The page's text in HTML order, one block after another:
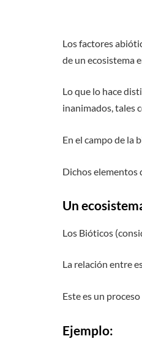
Los factores
de un ecosistema
Lo que lo hace
inanimados, tales
En el campo de la
Dichos elementos
Un
Los Bióticos
La relación entre
Este es un
Ejemplo: